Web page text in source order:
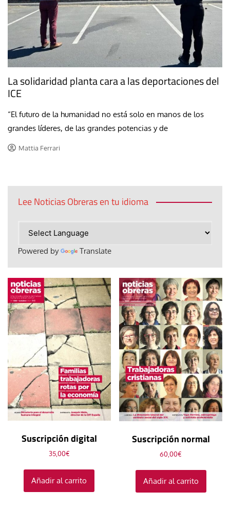
La solidaridad planta cara a las deportaciones del
ICE
“El futuro de la humanidad no está solo en manos de los
grandes líderes, de las grandes potencias y de
Mattia Ferrari
Lee Noticias Obreras en tu idioma
Powered by Translate
Suscripción digital
35,00€
Añadir al carrito
Suscripción normal
60,00€
Añadir al carrito